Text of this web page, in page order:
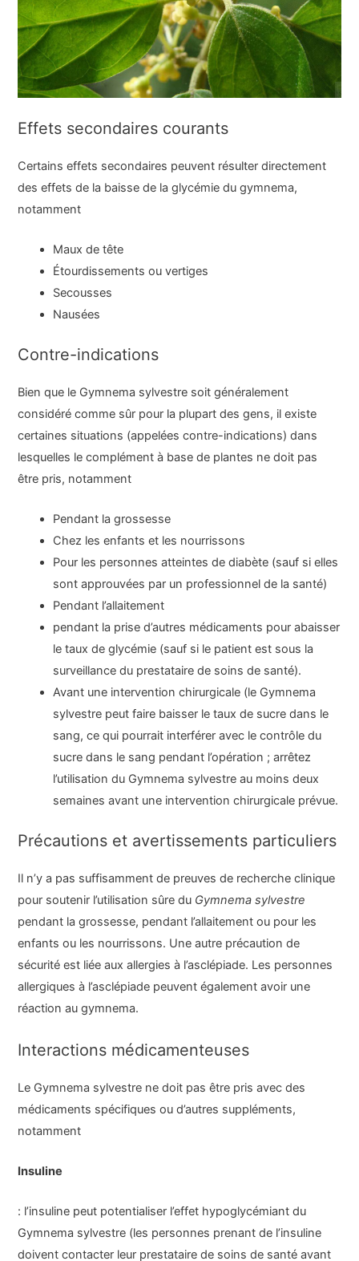
Effets secondaires courants
Certains effets secondaires peuvent résulter directement
des effets de la baisse de la glycémie du gymnema,
notamment
Maux de tête
Étourdissements ou vertiges
Secousses
Nausées
Contre-indications
Bien que le Gymnema sylvestre soit généralement
considéré comme sûr pour la plupart des gens, il existe
certaines situations (appelées contre-indications) dans
lesquelles le complément à base de plantes ne doit pas
être pris, notamment
Pendant la grossesse
Chez les enfants et les nourrissons
Pour les personnes atteintes de diabète (sauf si elles
sont approuvées par un professionnel de la santé)
Pendant l’allaitement
pendant la prise d’autres médicaments pour abaisser
le taux de glycémie (sauf si le patient est sous la
surveillance du prestataire de soins de santé).
Avant une intervention chirurgicale (le Gymnema
sylvestre peut faire baisser le taux de sucre dans le
sang, ce qui pourrait interférer avec le contrôle du
sucre dans le sang pendant l’opération ; arrêtez
l’utilisation du Gymnema sylvestre au moins deux
semaines avant une intervention chirurgicale prévue.
Précautions et avertissements particuliers
Il n’y a pas suffisamment de preuves de recherche clinique
pour soutenir l’utilisation sûre du Gymnema sylvestre
pendant la grossesse, pendant l’allaitement ou pour les
enfants ou les nourrissons. Une autre précaution de
sécurité est liée aux allergies à l’asclépiade. Les personnes
allergiques à l’asclépiade peuvent également avoir une
réaction au gymnema.
Interactions médicamenteuses
Le Gymnema sylvestre ne doit pas être pris avec des
médicaments spécifiques ou d’autres suppléments,
notamment
Insuline
: l’insuline peut potentialiser l’effet hypoglycémiant du
Gymnema sylvestre (les personnes prenant de l’insuline
doivent contacter leur prestataire de soins de santé avant